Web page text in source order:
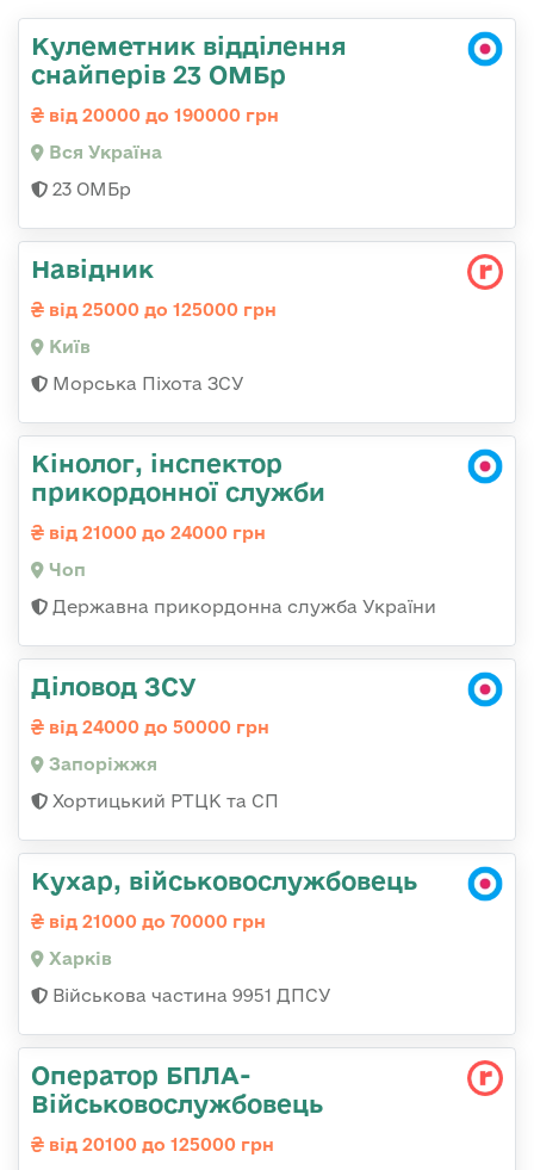
Кулеметник відділення
снайперів 23 ОМБр
від 20000 до 190000 грн
Вся Україна
23 ОМБр
Навідник
від 25000 до 125000 грн
Київ
Морська Піхота ЗСУ
Кінолог, інспектор
прикордонної служби
від 21000 до 24000 грн
Чоп
Державна прикордонна служба України
Діловод ЗСУ
від 24000 до 50000 грн
Запоріжжя
Хортицький РТЦК та СП
Кухар, військовослужбовець
від 21000 до 70000 грн
Харків
Військова частина 9951 ДПСУ
Оператор БПЛА-
Військовослужбовець
від 20100 до 125000 грн